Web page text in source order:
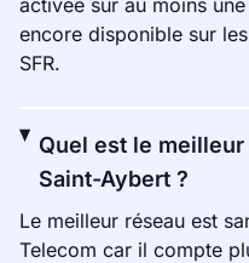
activée sur au moins
encore disponible sur
SFR.
Quel est le
Saint-Aybert ?
Le meilleur réseau est
Telecom car il compte